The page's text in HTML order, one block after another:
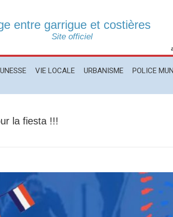
entre garrigue et costières
Site officiel
VIE LOCALE URBANISME POLICE
la fiesta !!!
VIE LOCALE URBANISME POLICE